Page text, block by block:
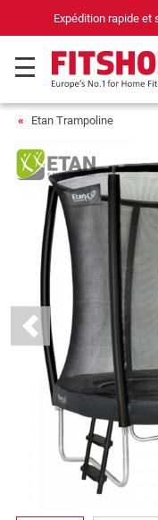
69
Etan Trampoline
Previous